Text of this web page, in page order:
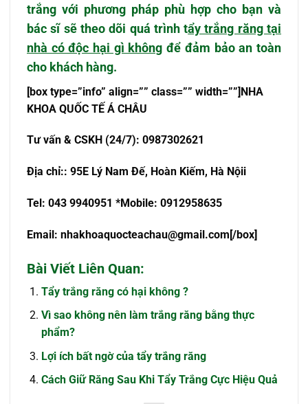
trắng với phương pháp phù hợp cho bạn và
bác sĩ sẽ theo dõi quá trình tẩy trắng răng tại
nhà có độc hại gì không để đảm bảo an toàn
cho khách hàng.
[box type=”info” align=”” class=”” width=””]NHA
KHOA QUỐC TẾ Á CHÂU
Tưvấn & CSKH (24/7): 0987302621
Địa chỉ:: 95E Lý Nam Đế, Hoàn Kiếm, Hà Nộii
Tel: 043 9940951 *Mobile: 0912958635
Email: nhakhoaquocteachau@gmail.com [/box]
Bài Viết Liên Quan:
Tẩy trắng răng có hại không ?
Vì sao không nên làm trắng răng bằng thực
phẩm?
Lợi ích bất ngờ của tẩy trắng răng
Cách Giữ Răng Sau Khi Tẩy Trắng Cực Hiệu Quả